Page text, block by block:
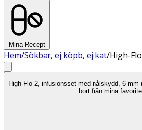
Mina Recept
Hem/Sökbar, ej köpb, ej kat/High-
High-Flo 2, infusionsset med nålskydd, 6 mm
bort från mina